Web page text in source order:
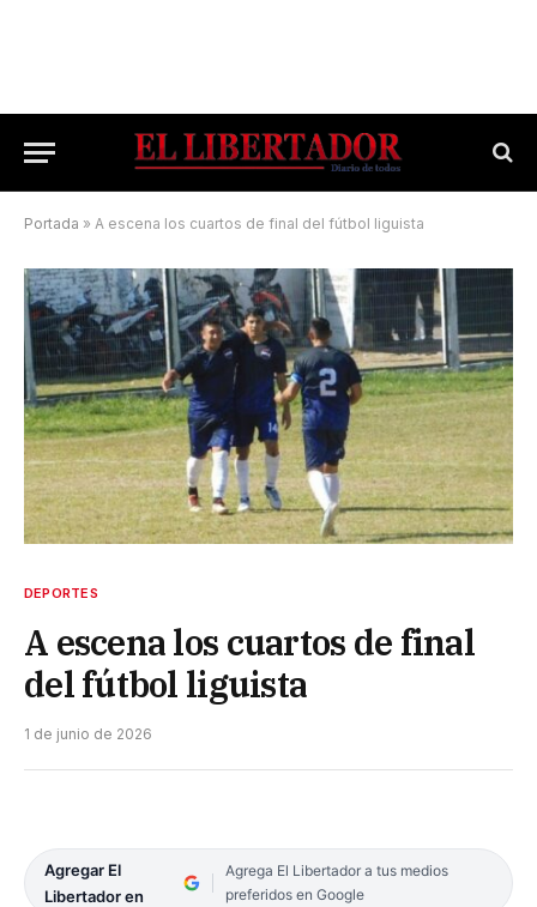
Portada » A escena los cuartos de final del fútbol liguista
DEPORTES
A escena los cuartos de final
del fútbol liguista
1 de junio de 2026
Agregar El
Libertador en
Agrega El Libertador a tus medios
preferidos en Google